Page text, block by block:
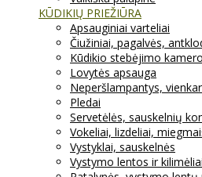
KŪDIKIŲ PRIEŽIŪRA
Apsauginiai varteliai
Čiužiniai, pagalvės,
Kūdikio stebėjimo
Lovytės apsauga
Neperšlampantys,
Pledai
Servetėlės, sauskelnių
Vokeliai, lizdeliai,
Vystyklai, sauskelnės
Vystymo lentos ir